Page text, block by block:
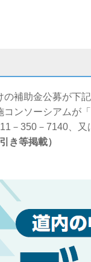
補助金公募が下
コンソーシアムが
－350－7140、又
き等掲載）